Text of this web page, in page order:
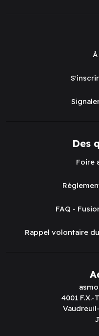
Des
Foire
FAQ -
Rappel volontaire
4001 F.X.-